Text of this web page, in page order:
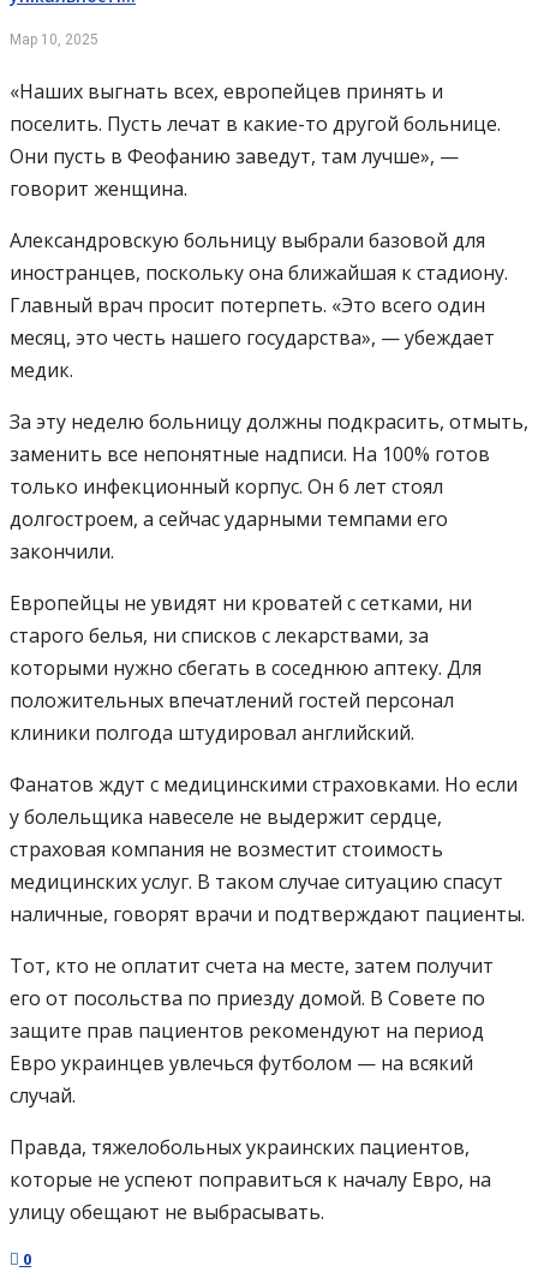
Мар 10, 2025
«Наших выгнать всех, европейцев принять и
поселить. Пусть лечат в какие-то другой больнице.
Они пусть в Феофанию заведут, там лучше», —
говорит женщина.
Александровскую больницу выбрали базовой для
иностранцев, поскольку она ближайшая к стадиону.
Главный врач просит потерпеть. «Это всего один
месяц, это честь нашего государства», — убеждает
медик.
За эту неделю больницу должны подкрасить, отмыть,
заменить все непонятные надписи. На 100% готов
только инфекционный корпус. Он 6 лет стоял
долгостроем, а сейчас ударными темпами его
закончили.
Европейцы не увидят ни кроватей с сетками, ни
старого белья, ни списков с лекарствами, за
которыми нужно сбегать в соседнюю аптеку. Для
положительных впечатлений гостей персонал
клиники полгода штудировал английский.
Фанатов ждут с медицинскими страховками. Но если
у болельщика навеселе не выдержит сердце,
страховая компания не возместит стоимость
медицинских услуг. В таком случае ситуацию спасут
наличные, говорят врачи и подтверждают пациенты.
Тот, кто не оплатит счета на месте, затем получит
его от посольства по приезду домой. В Совете по
защите прав пациентов рекомендуют на период
Евро украинцев увлечься футболом — на всякий
случай.
Правда, тяжелобольных украинских пациентов,
которые не успеют поправиться к началу Евро, на
улицу обещают не выбрасывать.
0